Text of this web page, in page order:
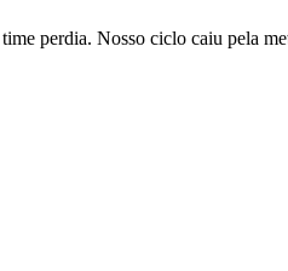
perdia. Nosso ciclo caiu pela